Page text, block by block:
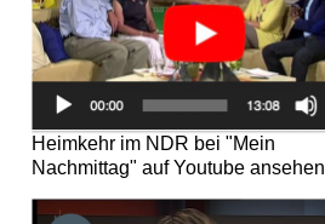
Heimkehr im NDR bei "Mein
Nachmittag" auf Youtube ansehen